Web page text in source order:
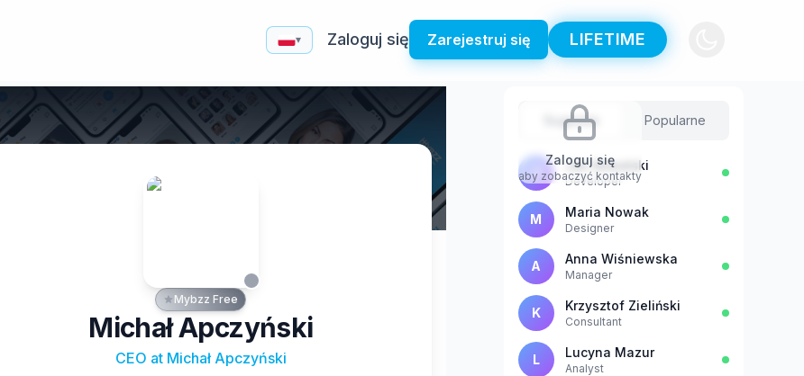
▾ Zaloguj się Zarejestruj się LIFETIME
Mybzz Free
Michał Apczyński
CEO at Michał Apczyński
Zaloguj się
aby zobaczyć kontakty
Sugestie Popularne
J Jan Kowalski
Developer
M Maria Nowak
Designer
A Anna Wiśniewska
Manager
K Krzysztof Zieliński
Consultant
L Lucyna Mazur
Analyst